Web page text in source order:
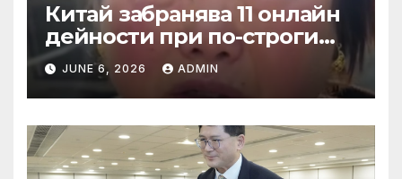
Китай забранява 11 онлайн
дейности при по-строги
правила за ограничаване на
слуховете и
кибернасилниците
JUNE 6, 2026 ADMIN